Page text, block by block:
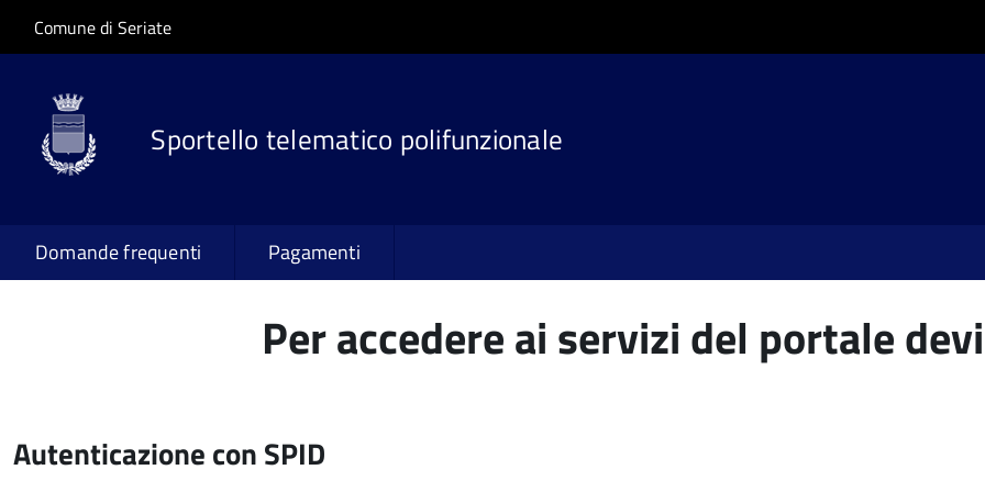
Salta al contenuto principale
Skip to site navigation
Comune di Seriate
Sportello telematico polifunzionale
Domande frequenti Pagamenti
Per accedere ai servizi del portale
Autenticazione con SPID